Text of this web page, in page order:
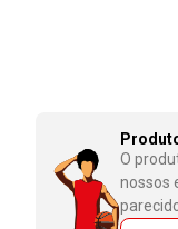
O
nossos